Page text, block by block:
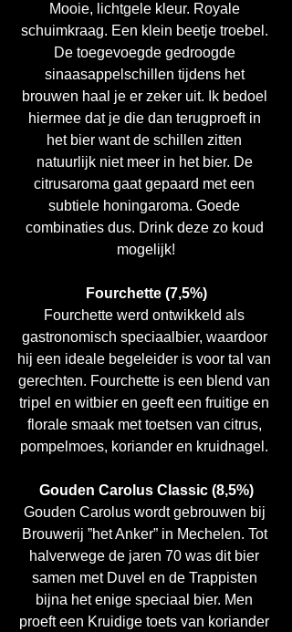
Mooie, lichtgele kleur. Royale
schuimkraag. Een klein beetje troebel.
De toegevoegde gedroogde
sinaasappelschillen tijdens het
brouwen haal je er zeker uit. Ik bedoel
hiermee dat je die dan terugproeft in
het bier want de schillen zitten
natuurlijk niet meer in het bier. De
citrusaroma gaat gepaard met een
subtiele honingaroma. Goede
combinaties dus. Drink deze zo koud
mogelijk!
Fourchette (7,5%)
Fourchette werd ontwikkeld als
gastronomisch speciaalbier, waardoor
hij een ideale begeleider is voor tal van
gerechten. Fourchette is een blend van
tripel en witbier en geeft een fruitige en
florale smaak met toetsen van citrus,
pompelmoes, koriander en kruidnagel.
Gouden Carolus Classic (8,5%)
Gouden Carolus wordt gebrouwen bij
Brouwerij ”het Anker” in Mechelen. Tot
halverwege de jaren 70 was dit bier
samen met Duvel en de Trappisten
bijna het enige speciaal bier. Men
proeft een Kruidige toets van koriander